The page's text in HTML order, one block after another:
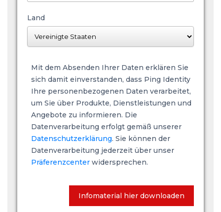
Land
Mit dem Absenden Ihrer Daten erklären Sie
sich damit einverstanden, dass Ping Identity
Ihre personenbezogenen Daten verarbeitet,
um Sie über Produkte, Dienstleistungen und
Angebote zu informieren. Die
Datenverarbeitung erfolgt gemäß unserer
Datenschutzerklärung. Sie können der
Datenverarbeitung jederzeit über unser
Präferenzcenter widersprechen.
Infomaterial hier downloaden